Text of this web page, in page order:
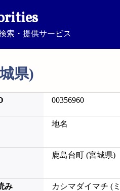
索・提供サービス
県)
00356960
地名
鹿島台町 (宮城県)
み カシマダイマチ (